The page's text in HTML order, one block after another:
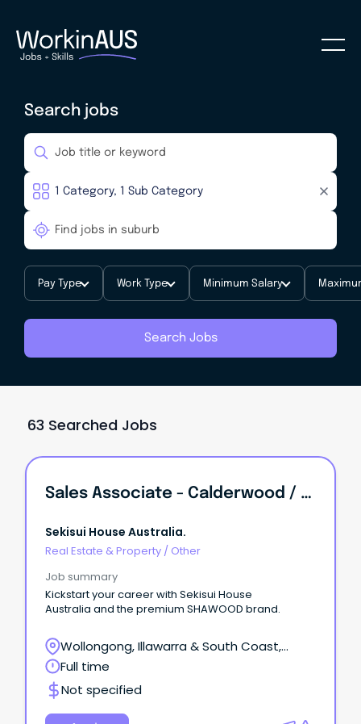
Search jobs
Pay Type Work Type Minimum Salary
Search Jobs
63 Searched Jobs
Sales Associate - Calderwood / Bingara
Sekisui House Australia.
Real Estate & Property / Other
Job summary
Kickstart your career with Sekisui House
Australia and the premium SHAWOOD brand.
Wollongong, Illawarra & South Coast,
Wollongong, New South Wales
Full time
Not specified